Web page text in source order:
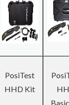
PosiTest
HHD Kit